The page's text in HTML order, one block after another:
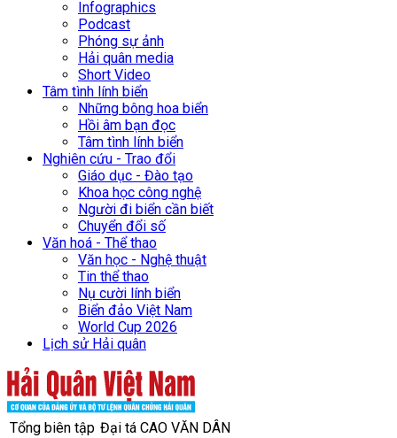
Infographics
Podcast
Phóng sự ảnh
Hải quân media
Short Video
Tâm tình lính biển
Những bông hoa biển
Hồi âm bạn đọc
Tâm tình lính biển
Nghiên cứu - Trao đổi
Giáo dục - Đào tạo
Khoa học công nghệ
Người đi biển cần biết
Chuyển đổi số
Văn hoá - Thể thao
Văn học - Nghệ thuật
Tin thể thao
Nụ cười lính biển
Biển đảo Việt Nam
World Cup 2026
Lịch sử Hải quân
Tổng biên tập Đại tá CAO VĂN DÂN